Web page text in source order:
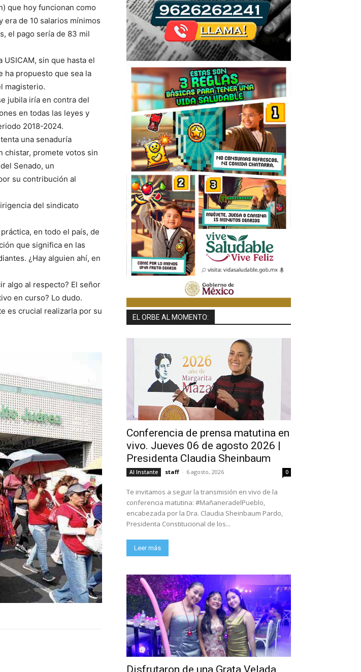
que hoy funcionan como
era de 10 salarios mínimos
el pago sería de 83 mil
sin que hasta el
ha propuesto que sea la
magisterio.
jubila iría en contra del
en todas las leyes y
2018-2024.
una senaduría
chistar, promete votos sin
Senado, un
su contribución al
del sindicato
en todo el país, de
que significa en las
¿Hay alguien ahí, en
algo al respecto? El señor
en curso? Lo dudo.
es crucial realizarla por su
EL ORBE AL MOMENTO:
Conferencia de prensa matutina en
vivo. Jueves 06 de agosto 2026 |
Presidenta Claudia Sheinbaum
Al Instante staff - 6 agosto, 2026 0
Te invitamos a seguir la transmisión en vivo de la
conferencia matutina: #MañaneradelPueblo,
encabezada por la Dra. Claudia Sheinbaum Pardo,
Presidenta Constitucional de los...
Leer más
Disfrutaron de una Grata Velada